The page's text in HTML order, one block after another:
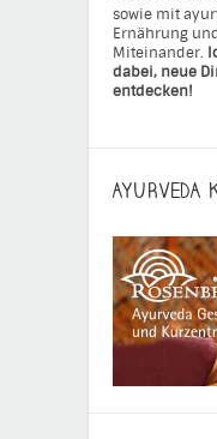
sowie mit
Ernährung
Miteinander.
dabei, neue
entdecken!
AYURVEDA